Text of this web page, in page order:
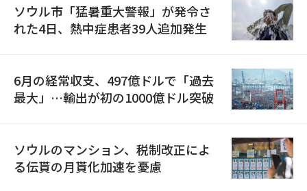
ソウル市「猛暑重大警報」が発令さ
れた4日、熱中症患者39人追加発生
6月の経常収支、497億ドルで「過去
最大」…輸出が初の1000億ドル突破
ソウルのマンション、税制改正によ
る伝貰の月貰化加速を憂慮